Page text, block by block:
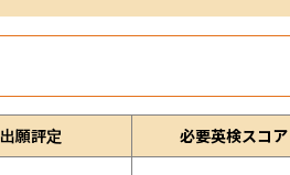
出願評定 必要英検スコア